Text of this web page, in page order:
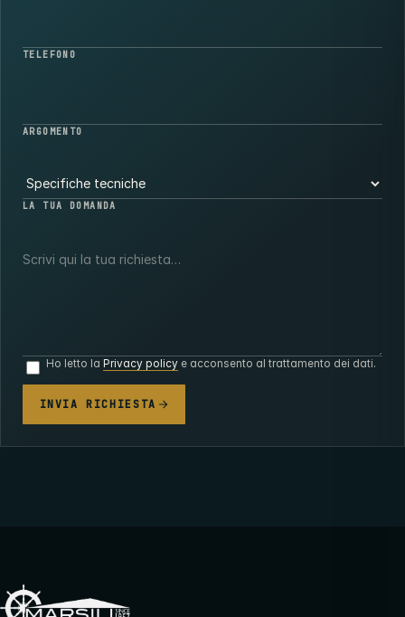
TELEFONO
ARGOMENTO
LA TUA DOMANDA
Ho letto la Privacy policye acconsento al trattamento dei dati.
INVIA RICHIESTA